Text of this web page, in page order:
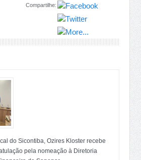
Compartilhe:
do Sicontiba, Ozires Kloster recebe
pela nomeação à Diretoria